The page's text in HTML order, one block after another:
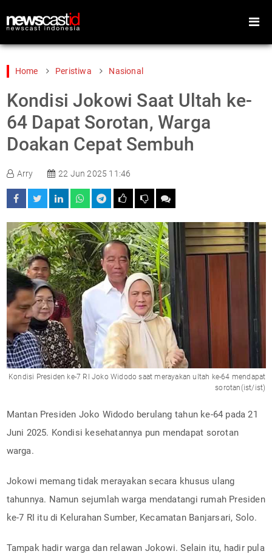
Home
Peristiwa
Gaya Hidup
Teknologi
Video
Foto
Home Peristiwa Nasional
Kondisi Jokowi Saat Ultah ke-
64 Dapat Sorotan, Warga
Doakan Cepat Sembuh
Arry 22 Jun 2025 11:46
Kondisi Presiden ke-7 RI Joko Widodo saat merayakan ultah ke-64 mendapat
sorotan(ist/ist)
Mantan Presiden Joko Widodo berulang tahun ke-64 pada 21
Juni 2025. Kondisi kesehatannya pun mendapat sorotan
warga.
Jokowi memang tidak merayakan secara khusus ulang
tahunnya. Namun sejumlah warga mendatangi rumah Presiden
ke-7 RI itu di Kelurahan Sumber, Kecamatan Banjarsari, Solo.
Tampak hadir warga dan relawan Jokowi. Selain itu, hadir pula